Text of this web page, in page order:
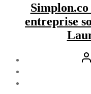
entreprise
de